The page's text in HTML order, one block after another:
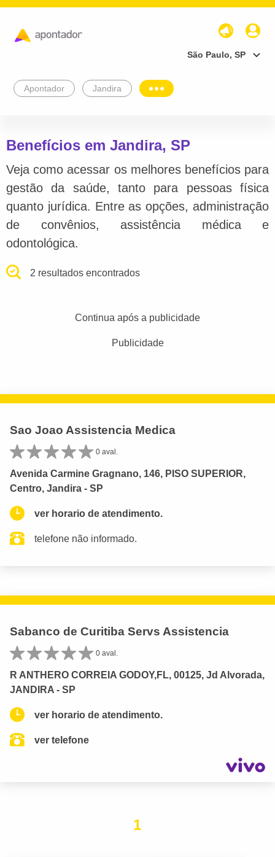
São Paulo, SP
Apontador Jandira
Benefícios em Jandira, SP
Veja como acessar os melhores benefícios para
gestão da saúde, tanto para pessoas física
quanto jurídica. Entre as opções, administração
de convênios, assistência médica e
odontológica.
2 resultados encontrados
Continua após a publicidade
Publicidade
Sao Joao Assistencia Medica
0 aval.
Avenida Carmine Gragnano, 146, PISO SUPERIOR,
Centro, Jandira - SP
ver horario de atendimento.
telefone não informado.
Sabanco de Curitiba Servs Assistencia
0 aval.
R ANTHERO CORREIA GODOY,FL, 00125, Jd Alvorada,
JANDIRA - SP
ver horario de atendimento.
ver telefone
1